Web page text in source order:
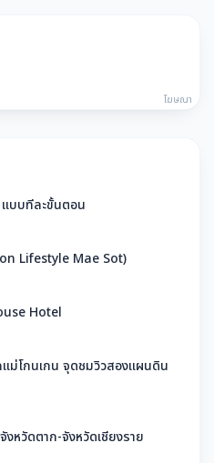
โฆษณา
บบทีละขั้นตอน
Lifestyle Mae Sot)
Hotel
มวิวสองแผนดิน
งหวัดตาก-จังหวัดเชียงราย